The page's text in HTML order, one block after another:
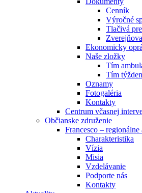
Cenník
Výročné
Tlačivá
Ekonomicky
Naše zložky
Tím
Tím
Oznamy
Fotogaléria
Kontakty
Centrum včasnej
Občianske združenie
Francesco –
Charakteristika
Vízia
Misia
Vzdelávanie
Podporte nás
Kontakty